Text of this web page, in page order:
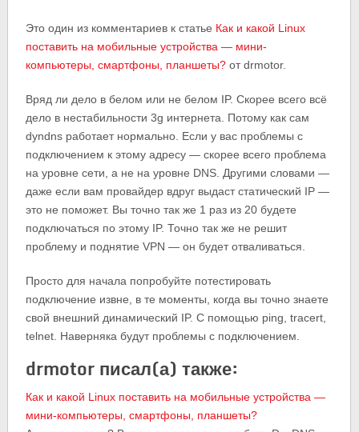
Это один из комментариев к статье Как и какой Linux
поставить на мобильные устройства — мини-
компьютеры, смартфоны, планшеты?от drmotor.
Вряд ли дело в белом или не белом IP. Скорее всего всё
дело в нестабильности 3g интернета. Потому как сам
dyndns работает нормально. Если у вас проблемы с
подключением к этому адресу — скорее всего проблема
на уровне сети, а не на уровне DNS. Другими словами —
даже если вам провайдер вдруг выдаст статический IP —
это не поможет. Вы точно так же 1 раз из 20 будете
подключаться по этому IP. Точно так же не решит
проблему и поднятие VPN — он будет отваливаться.
Просто для начала попробуйте потестировать
подключение извне, в те моменты, когда вы точно знаете
свой внешний динамический IP. С помощью ping, tracert,
telnet. Наверняка будут проблемы с подключением.
drmotor писал(а) также:
Как и какой Linux поставить на мобильные устройства —
мини-компьютеры, смартфоны, планшеты?